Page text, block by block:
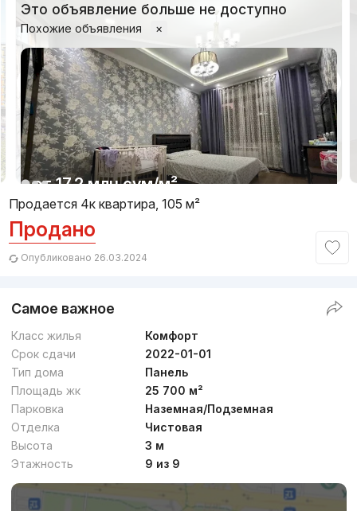
Это объявление больше не доступно
Похожие объявления ×
от17.2 млн сум/м²
Сдан,Muzafar
4к квартира, 110 м²
от сум/м²
Сдан 2022,Artur2
4к квартира, 93 м²
1/14
Продается 4к квартира, 105 м²
Продано
Опубликовано 26.03.2024
Самое важное
Класс жилья
Комфорт
Срок сдачи
2022-01-01
Тип дома
Панель
Площадь жк
25 700 м²
Парковка
Наземная/Подземная
Отделка
Чистовая
Высота
3 м
Этажность
9 из 9